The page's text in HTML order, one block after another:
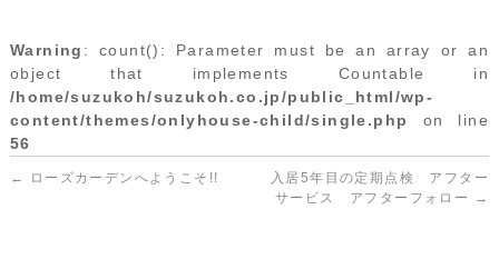
Warning : count(): Parameter must be an array or an
object that implements Countable in
/home/suzukoh/suzukoh.co.jp/public_html/wp-
content/themes/onlyhouse-child/single.php
on line
56
← ローズカーデンへようこそ!!
入居5年目の定期点検 アフター
サービス アフターフォロー
→